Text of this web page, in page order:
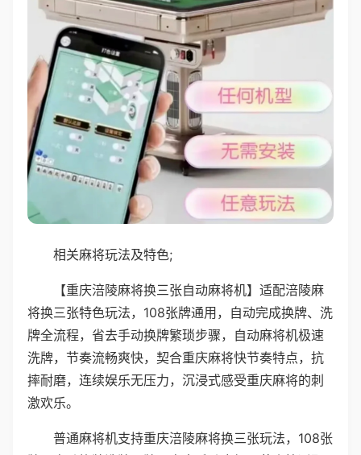
相关麻将玩法及特色;
【重庆涪陵麻将换三张自动麻将机】适配涪陵麻
将换三张特色玩法，108张牌通用，自动完成换牌、洗
牌全流程，省去手动换牌繁琐步骤，自动麻将机极速
洗牌，节奏流畅爽快，契合重庆麻将快节奏特点，抗
摔耐磨，连续娱乐无压力，沉浸式感受重庆麻将的刺
激欢乐。
普通麻将机支持重庆涪陵麻将换三张玩法，108张